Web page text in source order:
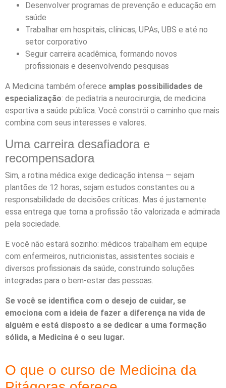
Desenvolver programas de prevenção e educação em
saúde
Trabalhar em hospitais, clínicas, UPAs, UBS e até no
setor corporativo
Seguir carreira acadêmica, formando novos
profissionais e desenvolvendo pesquisas
A Medicina também oferece amplas possibilidades de
especialização: de pediatria a neurocirurgia, de medicina
esportiva a saúde pública. Você constrói o caminho que mais
combina com seus interesses e valores.
Uma carreira desafiadora e
recompensadora
Sim, a rotina médica exige dedicação intensa — sejam
plantões de 12 horas, sejam estudos constantes ou a
responsabilidade de decisões críticas. Mas é justamente
essa entrega que torna a profissão tão valorizada e admirada
pela sociedade.
E você não estará sozinho: médicos trabalham em equipe
com enfermeiros, nutricionistas, assistentes sociais e
diversos profissionais da saúde, construindo soluções
integradas para o bem-estar das pessoas.
Se você se identifica com o desejo de cuidar, se
emociona com a ideia de fazer a diferença na vida de
alguém e está disposto a se dedicar a uma formação
sólida, a Medicina é o seu lugar.
O que o curso de Medicina da